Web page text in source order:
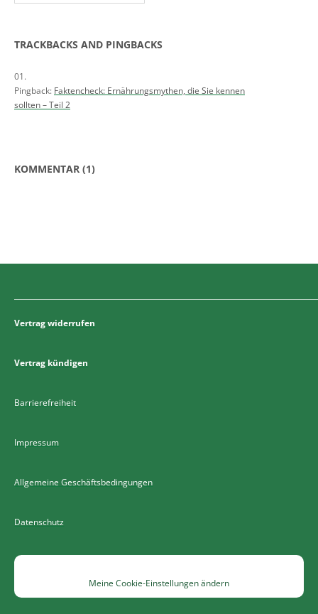
TRACKBACKS AND PINGBACKS
Pingback: Faktencheck: Ernährungsmythen, die Sie kennen
sollten – Teil 2
KOMMENTAR (1)
Vertrag widerrufen
Vertrag kündigen
Barrierefreiheit
Impressum
Allgemeine Geschäftsbedingungen
Datenschutz
Meine Cookie-Einstellungen ändern